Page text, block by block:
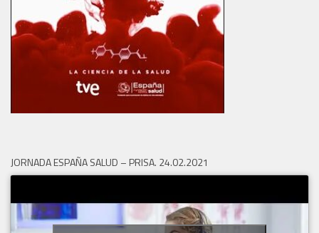
JORNADA ESPAÑA SALUD – PRISA. 24.02.2021